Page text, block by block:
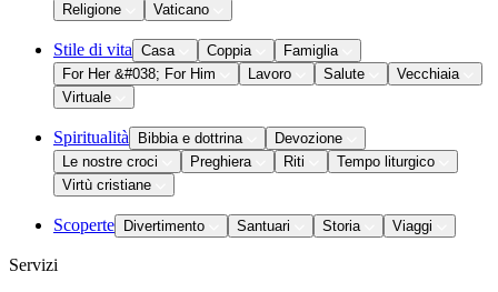
Religione
Vaticano
Stile di vita Casa Coppia
Famiglia
For Her &#038; For Him
Lavoro Salute
Vecchiaia
Virtuale
Spiritualità Bibbia e dottrina
Devozione
Le nostre croci
Preghiera Riti
Tempo liturgico
Virtù cristiane
Scoperte Divertimento Santuari Storia Viaggi
Servizi